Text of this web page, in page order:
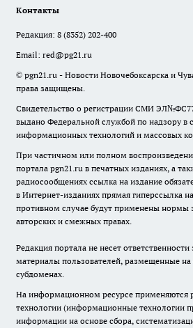
Контакты
Редакция: 8 (8352) 202-400
Email: red@pg21.ru
© pgn21.ru - Новости Новочебоксарска и
права защищены.
Свидетельство о регистрации СМИ
выдано Федеральной службой по надзору в
информационных технологий и массовых
При частичном или полном
портала pgn21.ru в печатных изданиях, а
радиосообщениях ссылка на издание
в Интернет-изданиях прямая гиперссылка
противном случае будут применены нормы
авторских и смежных правах.
Редакция портала не несет
материалы пользователей, размещенные на
субдоменах.
На информационном ресурсе применяются
технологии (информационные технологии
информации на основе сбора,